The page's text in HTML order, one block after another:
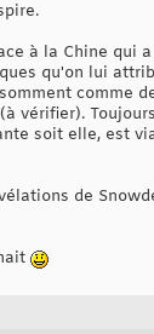
à la Chine qui
qu'on lui
comme
vérifier).
soit elle, est
de